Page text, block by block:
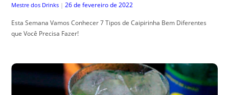
Mestre dos Drinks | 26 de fevereiro de 2022
Esta Semana Vamos Conhecer 7 Tipos de Caipirinha Bem Diferentes
que Você Precisa Fazer!